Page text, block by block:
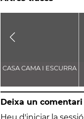
CASA CAMA I ESCURRA
Deixa un comentari